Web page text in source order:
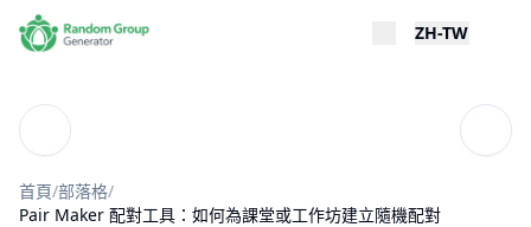
ZH-TW
部落格 目錄
首頁/部落格/
Pair Maker 配對工具：如何為課堂或工作坊建立隨機配對